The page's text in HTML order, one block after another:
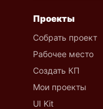
Проекты
Собрать проект
Рабочее место
Создать КП
Мои проекты
UI Kit